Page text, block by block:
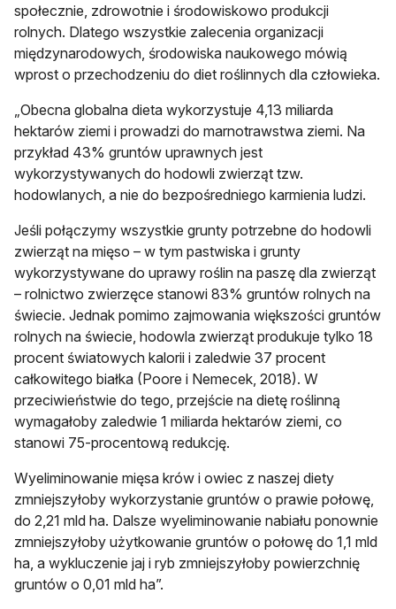
społecznie, zdrowotnie i środowiskowo produkcji
rolnych. Dlatego wszystkie zalecenia organizacji
międzynarodowych, środowiska naukowego mówią
wprost o przechodzeniu do diet roślinnych dla człowieka.
„Obecna globalna dieta wykorzystuje 4,13 miliarda
hektarów ziemi i prowadzi do marnotrawstwa ziemi. Na
przykład 43% gruntów uprawnych jest
wykorzystywanych do hodowli zwierząt tzw.
hodowlanych, a nie do bezpośredniego karmienia ludzi.
Jeśli połączymy wszystkie grunty potrzebne do hodowli
zwierząt na mięso – w tym pastwiska i grunty
wykorzystywane do uprawy roślin na paszę dla zwierząt
– rolnictwo zwierzęce stanowi 83% gruntów rolnych na
świecie. Jednak pomimo zajmowania większości gruntów
rolnych na świecie, hodowla zwierząt produkuje tylko 18
procent światowych kalorii i zaledwie 37 procent
całkowitego białka (Poore i Nemecek, 2018). W
przeciwieństwie do tego, przejście na dietę roślinną
wymagałoby zaledwie 1 miliarda hektarów ziemi, co
stanowi 75-procentową redukcję.
Wyeliminowanie mięsa krów i owiec z naszej diety
zmniejszyłoby wykorzystanie gruntów o prawie połowę,
do 2,21 mld ha. Dalsze wyeliminowanie nabiału ponownie
zmniejszyłoby użytkowanie gruntów o połowę do 1,1 mld
ha, a wykluczenie jaj i ryb zmniejszyłoby powierzchnię
gruntów o 0,01 mld ha”.